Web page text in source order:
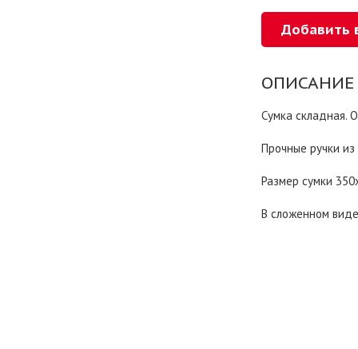
Сумка складная.
Прочные ручки
Размер сумки
В сложенном